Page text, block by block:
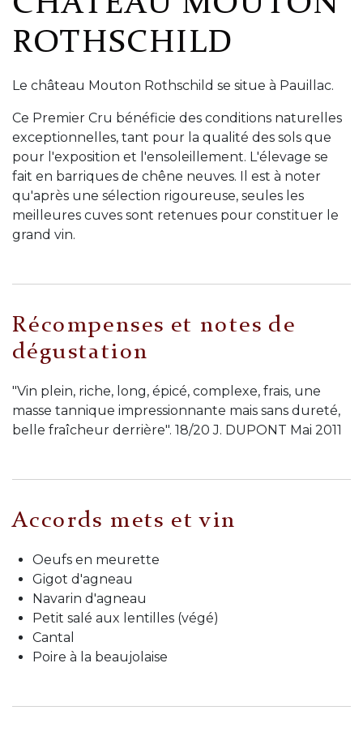
ROTHSCHILD
Le château Mouton Rothschild se situe à Pauillac.
Ce Premier Cru bénéficie des conditions naturelles
exceptionnelles, tant pour la qualité des sols que
pour l'exposition et l'ensoleillement. L'élevage se
fait en barriques de chêne neuves. Il est à noter
qu'après une sélection rigoureuse, seules les
meilleures cuves sont retenues pour constituer le
grand vin.
Récompenses et notes de
dégustation
"Vin plein, riche, long, épicé, complexe, frais, une
masse tannique impressionnante mais sans dureté,
belle fraîcheur derrière". 18/20 J. DUPONT Mai 2011
Accords mets et vin
Oeufs en meurette
Gigot d'agneau
Navarin d'agneau
Petit salé aux lentilles (végé)
Cantal
Poire à la beaujolaise